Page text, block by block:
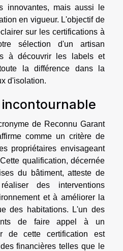
innovantes, mais aussi le
en vigueur. L'objectif de
sur les certifications à
sélection d'un artisan
à découvrir les labels et
la différence dans la
d'isolation.
incontournable
de Reconnu Garant
comme un critère de
propriétaires envisageant
qualification, décernée
du bâtiment, atteste de
des interventions
et à améliorer la
des habitations. L'un des
de faire appel à un
de cette certification est
financières telles que le